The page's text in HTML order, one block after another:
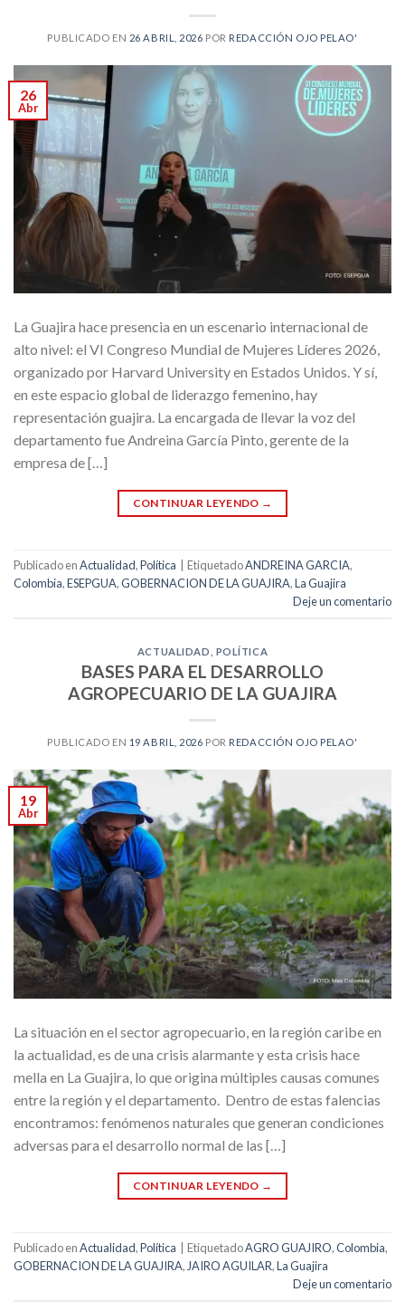
PUBLICADO EN 26 ABRIL, 2026 POR REDACCIÓN OJO PELAO'
26
Abr
La Guajira hace presencia en un escenario internacional de
alto nivel: el VI Congreso Mundial de Mujeres Líderes 2026,
organizado por Harvard University en Estados Unidos. Y sí,
en este espacio global de liderazgo femenino, hay
representación guajira. La encargada de llevar la voz del
departamento fue Andreina García Pinto, gerente de la
empresa de […]
CONTINUAR LEYENDO →
Publicado enActualidad,Política EtiquetadoANDREINA GARCIA,
Colombia,ESEPGUA,GOBERNACION DE LA GUAJIRA,La Guajira
Deje un comentario
ACTUALIDAD POLÍTICA
BASES PARA EL DESARROLLO
AGROPECUARIO DE LA GUAJIRA
PUBLICADO EN 19 ABRIL, 2026 POR REDACCIÓN OJO PELAO'
19
Abr
La situación en el sector agropecuario, en la región caribe en
la actualidad, es de una crisis alarmante y esta crisis hace
mella en La Guajira, lo que origina múltiples causas comunes
entre la región y el departamento. Dentro de estas falencias
encontramos: fenómenos naturales que generan condiciones
adversas para el desarrollo normal de las […]
CONTINUAR LEYENDO →
Publicado enActualidad,Política EtiquetadoAGRO GUAJIRO,Colombia,
GOBERNACION DE LA GUAJIRA, JAIRO AGUILAR,La Guajira
Deje un comentario